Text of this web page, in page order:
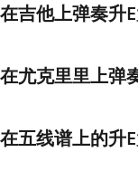
한국어
हिन्दी
Italiano
在吉他上弹奏升
在尤克里里上弹
在五线谱上的升